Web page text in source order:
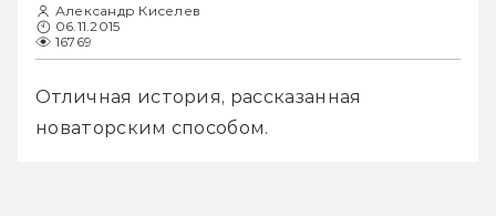
Александр Киселев
06.11.2015
16769
Отличная история, рассказанная
новаторским способом.